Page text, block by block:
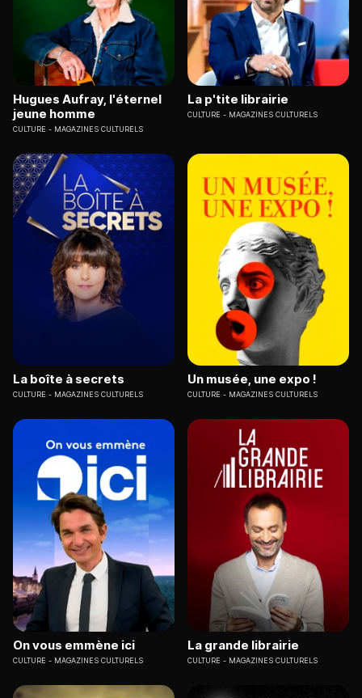
Hugues Aufray, l'éternel
jeune homme
CULTURE MAGAZINES CULTURELS
La p'tite librairie
CULTURE MAGAZINES CULTURELS
La boîte à secrets
CULTURE MAGAZINES CULTURELS
Un musée, une expo !
CULTURE MAGAZINES CULTURELS
On vous emmène ici
CULTURE MAGAZINES CULTURELS
La grande librairie
CULTURE MAGAZINES CULTURELS